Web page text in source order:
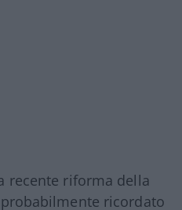
recente riforma della
ricordato